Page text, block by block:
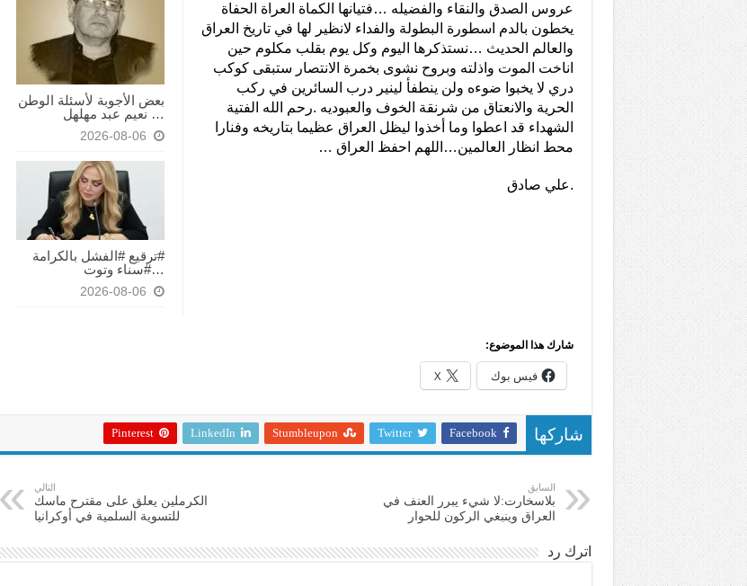
بعض الأجوبة لأسئلة الوطن
… نعيم عبد مهلهل
2026-08-06
#ترقيع #الفشل بالكرامة
…#سناء وتوت
2026-08-06
عروس الصدق والنقاء والفضيله …فتيانها الكماة العراة الحفاة
يخطون بالدم اسطورة البطولة والفداء لانظير لها في تاريخ العراق
والعالم الحديث …نستذكرها اليوم وكل يوم بقلب مكلوم حين
اناخت الموت واذلته وبروح نشوى بخمرة الانتصار ستبقى كوكب
دري لا يخبوا ضوءه ولن ينطفأ لينير درب السائرين في ركب
الحرية والانعتاق من شرنقة الخوف والعبوديه .رحم الله الفتية
الشهداء قد اعطوا وما أخذوا ليظل العراق عظيما بتاريخه وفنارا
محط انظار العالمين…اللهم احفظ العراق …
.علي صادق
شارك هذا الموضوع:
فيس بوك X
شاركها Facebook
Twitter
Stumbleupon
LinkedIn
Pinterest
السابق
بلاسخارت:لا شيء يبرر العنف في
العراق وينبغي الركون للحوار
التالي
الكرملين يعلق على مقترح ماسك
للتسوية السلمية في أوكرانيا
اترك رد